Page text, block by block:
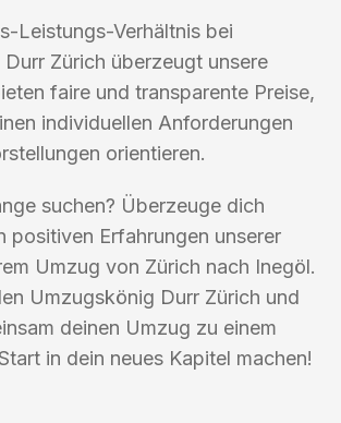
Leistungs-Verhältnis bei
Zürich überzeugt unsere
faire und transparente Preise,
individuellen Anforderungen
orientieren.
suchen? Überzeuge dich
positiven Erfahrungen unserer
Umzug von Zürich nach Inegöl.
Umzugskönig Durr Zürich und
deinen Umzug zu einem
in dein neues Kapitel machen!